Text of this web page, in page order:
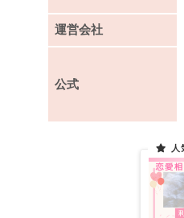
運営会社
公式